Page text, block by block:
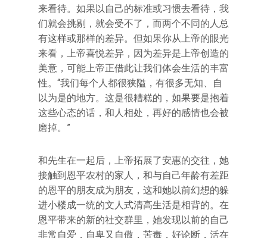
来看待。如果以自己的标准或习惯去看待，我
们就会挑剔，就会受不了，而两个不同的人总
有这样或那样的差异。但如果你从上帝的眼光
来看，上帝喜悦差异，因为差异是上帝创造的
美意，可能上帝正借此让我们体会生活的丰富
性。“我们每个人都很狭隘，有很多无知、自
以为是的地方。这是很糟糕的，如果要是抱着
这些心态的话，和人相处，再好的感情也会被
磨掉。”
和先生在一起后，上帝拓展了安惠的交往，她
接触到恩平农村的家人，和与自己年龄有差距
的恩平的朋友成为朋友，这和她以前幻想的躲
进小楼成一统的文人式清高生活是相背的。在
恩平带来的新的社交群里，她发现以前的自己
非常自爱，自卑又自傲，苦毒，好论断，活在